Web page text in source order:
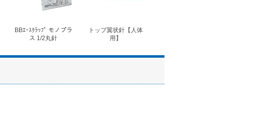
BBｴｰｽｸﾗｯﾌﾟ モノプラ
ス 1/2丸針
トップ翼状針【人体
用】